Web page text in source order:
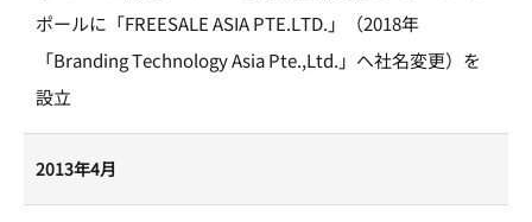
ポールに「FREESALE ASIA PTE.LTD.」（2018年
「Branding Technology Asia Pte.,Ltd.」へ社名変更）を
設立
2013年4月